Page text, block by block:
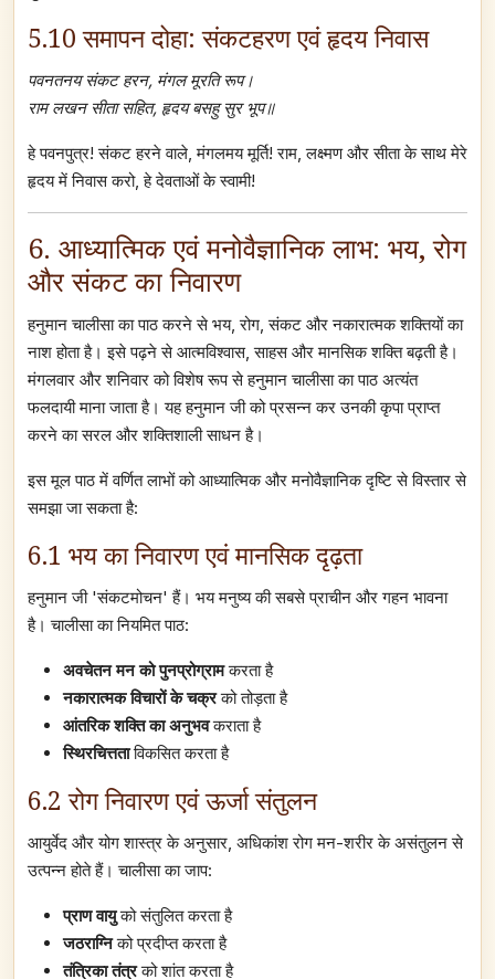
5.10 समापन दोहा: संकटहरण एवं हृदय निवास
पवनतनय संकट हरन, मंगल मूरति रूप।
राम लखन सीता सहित, हृदय बसहु सुर भूप॥
हे पवनपुत्र! संकट हरने वाले, मंगलमय मूर्ति! राम, लक्ष्मण और सीता के साथ मेरे
हृदय में निवास करो, हे देवताओं के स्वामी!
6. आध्यात्मिक एवं मनोवैज्ञानिक लाभ: भय, रोग
और संकट का निवारण
हनुमान चालीसा का पाठ करने से भय, रोग, संकट और नकारात्मक शक्तियों का
नाश होता है। इसे पढ़ने से आत्मविश्वास, साहस और मानसिक शक्ति बढ़ती है।
मंगलवार और शनिवार को विशेष रूप से हनुमान चालीसा का पाठ अत्यंत
फलदायी माना जाता है। यह हनुमान जी को प्रसन्न कर उनकी कृपा प्राप्त
करने का सरल और शक्तिशाली साधन है।
इस मूल पाठ में वर्णित लाभों को आध्यात्मिक और मनोवैज्ञानिक दृष्टि से विस्तार से
समझा जा सकता है:
6.1 भय का निवारण एवं मानसिक दृढ़ता
हनुमान जी 'संकटमोचन' हैं। भय मनुष्य की सबसे प्राचीन और गहन भावना
है। चालीसा का नियमित पाठ:
अवचेतन मन को पुनप्रोग्रामकरता है
नकारात्मक विचारों के चक्रको तोड़ता है
आंतरिक शक्ति का अनुभवकराता है
स्थिरचित्तताविकसित करता है
6.2 रोग निवारण एवं ऊर्जा संतुलन
आयुर्वेद और योग शास्त्र के अनुसार, अधिकांश रोग मन-शरीर के असंतुलन से
उत्पन्न होते हैं। चालीसा का जाप:
प्राण वायुको संतुलित करता है
जठराग्निको प्रदीप्त करता है
तंत्रिका तंत्रको शांत करता है